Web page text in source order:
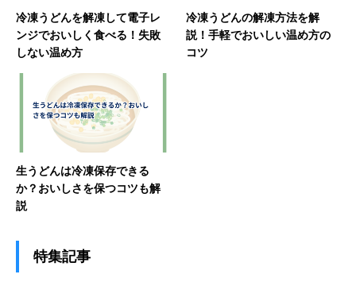
冷凍うどんを解凍して電子レ
ンジでおいしく食べる！失敗
しない温め方
冷凍うどんの解凍方法を解
説！手軽でおいしい温め方の
コツ
生うどんは冷凍保存できる
か？おいしさを保つコツも解
説
特集記事